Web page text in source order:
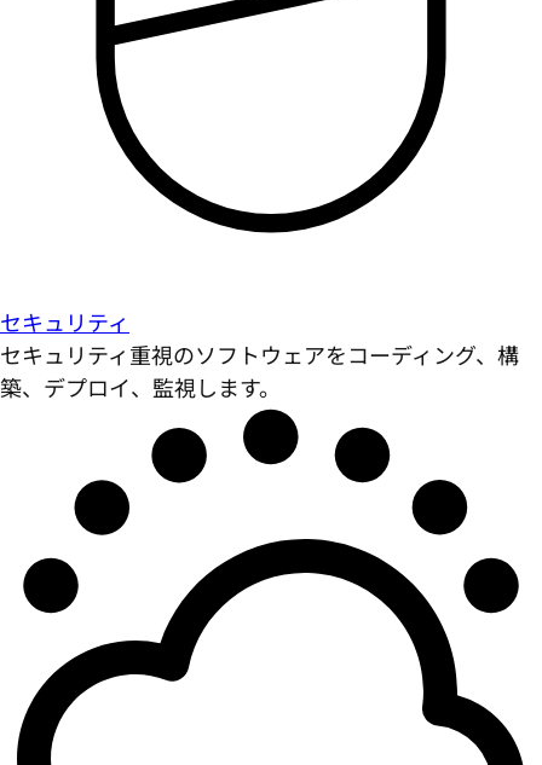
セキュリティ
セキュリティ重視のソフトウェアをコーディング、構
築、デプロイ、監視します。